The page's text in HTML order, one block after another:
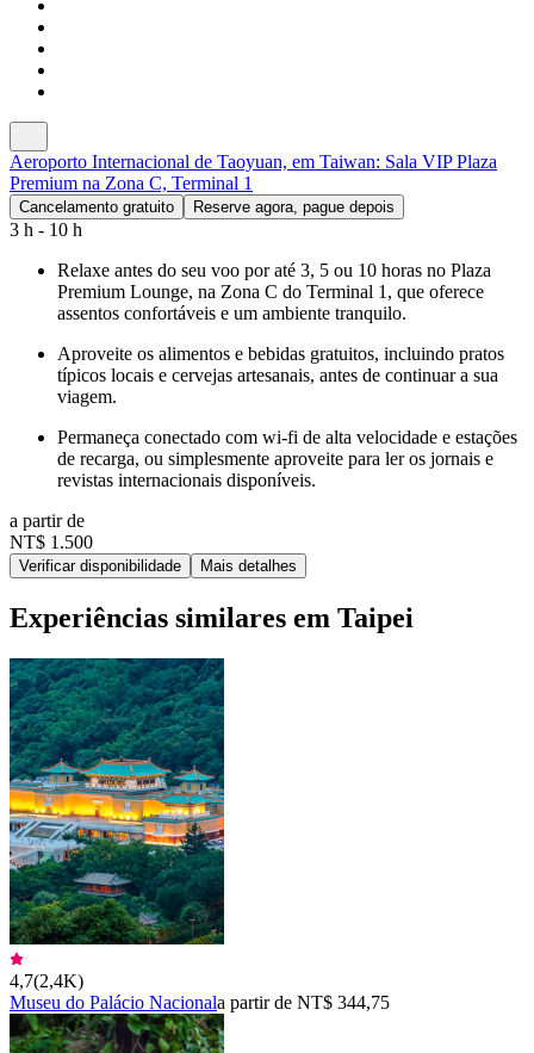
Aeroporto Internacional de Taoyuan, em Taiwan: Sala VIP Plaza
Premium na Zona C, Terminal 1
Cancelamento gratuito Reserve agora, pague depois
3 h - 10 h
Relaxe antes do seu voo por até 3, 5 ou 10 horas no Plaza
Premium Lounge, na Zona C do Terminal 1, que oferece
assentos confortáveis e um ambiente tranquilo.
Aproveite os alimentos e bebidas gratuitos, incluindo pratos
típicos locais e cervejas artesanais, antes de continuar a sua
viagem.
Permaneça conectado com wi-fi de alta velocidade e estações
de recarga, ou simplesmente aproveite para ler os jornais e
revistas internacionais disponíveis.
a partir de
NT$ 1.500
Verificar disponibilidade Mais detalhes
Experiências similares em Taipei
4,7(2,4K)
Museu do Palácio Nacionala partir de NT$ 344,75